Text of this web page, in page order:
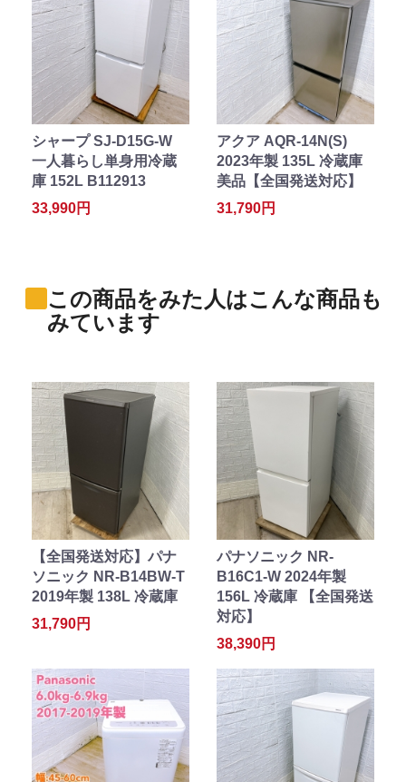
シャープ SJ-D15G-W
一人暮らし単身用冷蔵
庫 152L B112913
33,990円
アクア AQR-14N(S)
2023年製 135L 冷蔵庫
美品【全国発送対応】
31,790円
この商品をみた人はこんな商品も
みています
【全国発送対応】パナ
ソニック NR-B14BW-T
2019年製 138L 冷蔵庫
31,790円
パナソニック NR-
B16C1-W 2024年製
156L 冷蔵庫 【全国発送
対応】
38,390円